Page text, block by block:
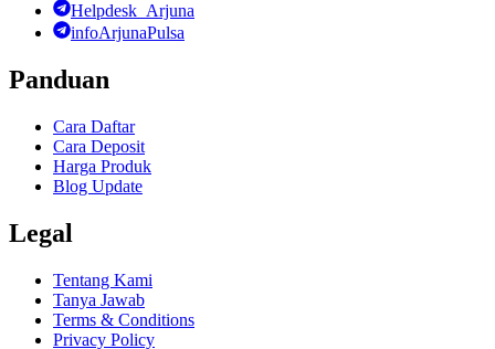
Helpdesk_Arjuna
infoArjunaPulsa
Panduan
Cara Daftar
Cara Deposit
Harga Produk
Blog Update
Legal
Tentang Kami
Tanya Jawab
Terms & Conditions
Privacy Policy